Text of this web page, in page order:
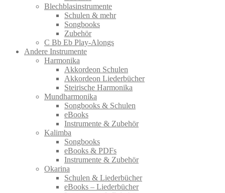
Blechblasinstrumente
Schulen & mehr
Songbooks
Zubehör
C Bb Eb Play-Alongs
Andere Instrumente
Harmonika
Akkordeon Schulen
Akkordeon Liederbücher
Steirische Harmonika
Mundharmonika
Songbooks & Schulen
eBooks
Instrumente & Zubehör
Kalimba
Songbooks
eBooks & PDFs
Instrumente & Zubehör
Okarina
Schulen & Liederbücher
eBooks – Liederbücher